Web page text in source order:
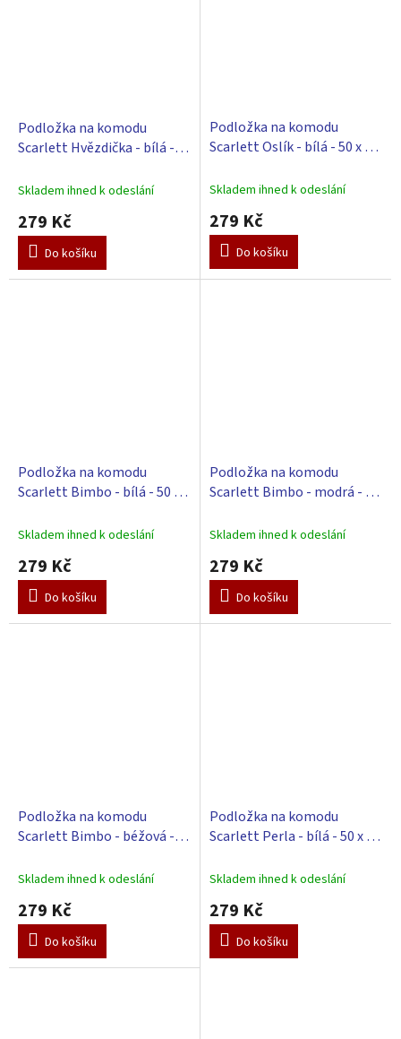
Podložka na komodu
Scarlett Hvězdička - bílá -
Skladem ihned k odeslání
279 Kč
Do košíku
Podložka na komodu
Scarlett Oslík - bílá - 50 x 72
Skladem ihned k odeslání
279 Kč
Do košíku
Podložka na komodu
Scarlett Bimbo - bílá - 50 x
Skladem ihned k odeslání
279 Kč
Do košíku
Podložka na komodu
Scarlett Bimbo - modrá - 50
Skladem ihned k odeslání
279 Kč
Do košíku
Podložka na komodu
Scarlett Bimbo - béžová -
Skladem ihned k odeslání
279 Kč
Do košíku
Podložka na komodu
Scarlett Perla - bílá - 50 x 72
Skladem ihned k odeslání
279 Kč
Do košíku